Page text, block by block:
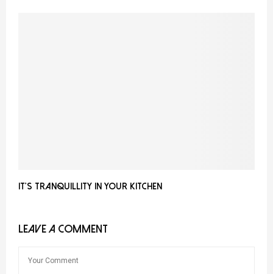
It’s tranquillity in your kitchen
LEAVE A COMMENT